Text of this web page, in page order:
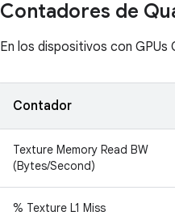
Contadores de
En los dispositivos con
Contador
Texture Memory Read BW
(Bytes/Second)
% Texture L1 Miss